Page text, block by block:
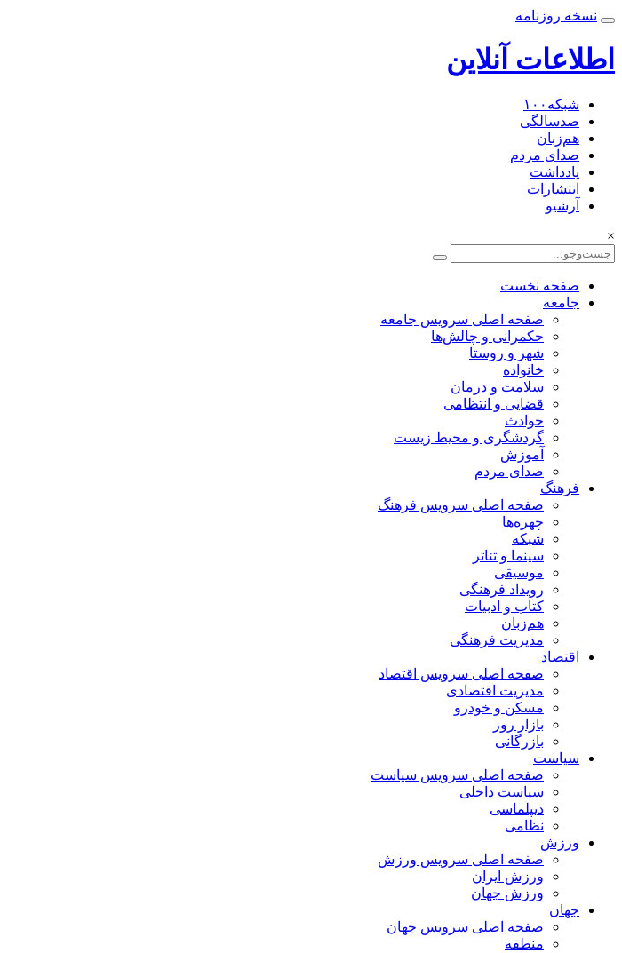
نسخه روزنامه
اطلاعات آنلاین
شبکه۱۰۰
صدسالگی
هم‌زبان
صدای مردم
یادداشت
انتشارات
آرشیو
×
صفحه نخست
جامعه
صفحه اصلی سرویس جامعه
حکمرانی و چالش‌ها
شهر و روستا
خانواده
سلامت و درمان
قضایی و انتظامی
حوادث
گردشگری و محیط زیست
آموزش
صدای مردم
فرهنگ
صفحه اصلی سرویس فرهنگ
چهره‌ها
شبکه
سینما و تئاتر
موسیقی
رویداد فرهنگی
کتاب و ادبیات
هم‌زبان
مدیریت فرهنگی
اقتصاد
صفحه اصلی سرویس اقتصاد
مدیریت اقتصادی
مسکن و خودرو
بازار روز
بازرگانی
سیاست
صفحه اصلی سرویس سیاست
سیاست داخلی
دیپلماسی
نظامی
ورزش
صفحه اصلی سرویس ورزش
ورزش ایران
ورزش جهان
جهان
صفحه اصلی سرویس جهان
منطقه